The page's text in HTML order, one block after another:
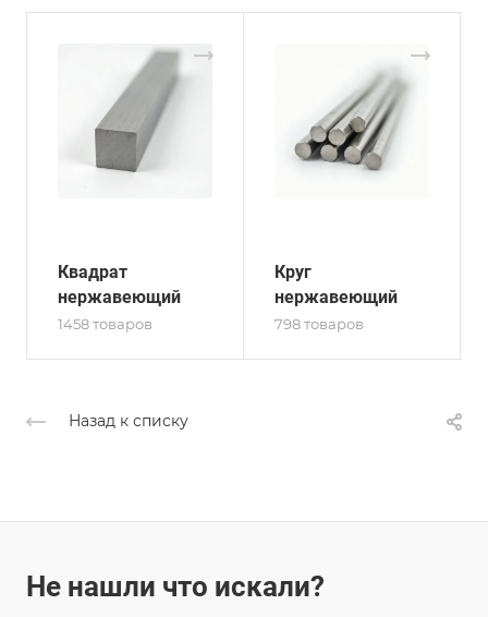
Квадрат
нержавеющий
1458 товаров
Круг
нержавеющий
798 товаров
Назад к списку
Не нашли что искали?